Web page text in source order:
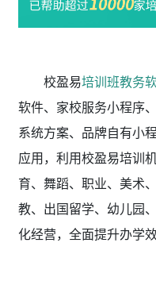
校盈易培训班教务
软件、家校服务小程序
系统方案、品牌自有小
应用，利用校盈易培训
育、舞蹈、职业、美术
教、出国留学、幼儿园
化经营，全面提升办学